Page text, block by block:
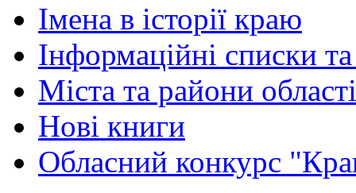
Імена в історії краю
Інформаційні списки
Міста та райони області
Нові книги
Обласний конкурс